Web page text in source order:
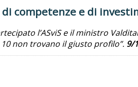
competenze e di
l’ASviS e il ministro
non trovano il giusto profilo”. 9/